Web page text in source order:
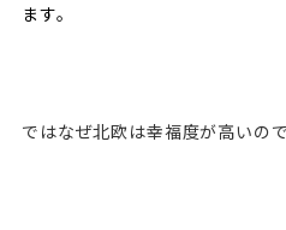
ます。
ではなぜ北欧は幸福度が高いの